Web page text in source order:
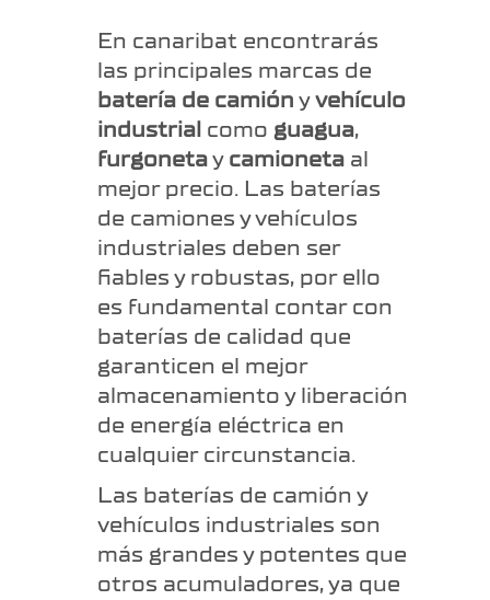
En canaribat encontrarás
las principales marcas de
batería de camión yvehículo
industrial como guagua,
furgonetay camioneta al
mejor precio. Las baterías
de camiones y vehículos
industriales deben ser
fiables y robustas, por ello
es fundamental contar con
baterías de calidad que
garanticen el mejor
almacenamiento y liberación
de energía eléctrica en
cualquier circunstancia.
Las baterías de camión y
vehículos industriales son
más grandes y potentes que
otros acumuladores, ya que